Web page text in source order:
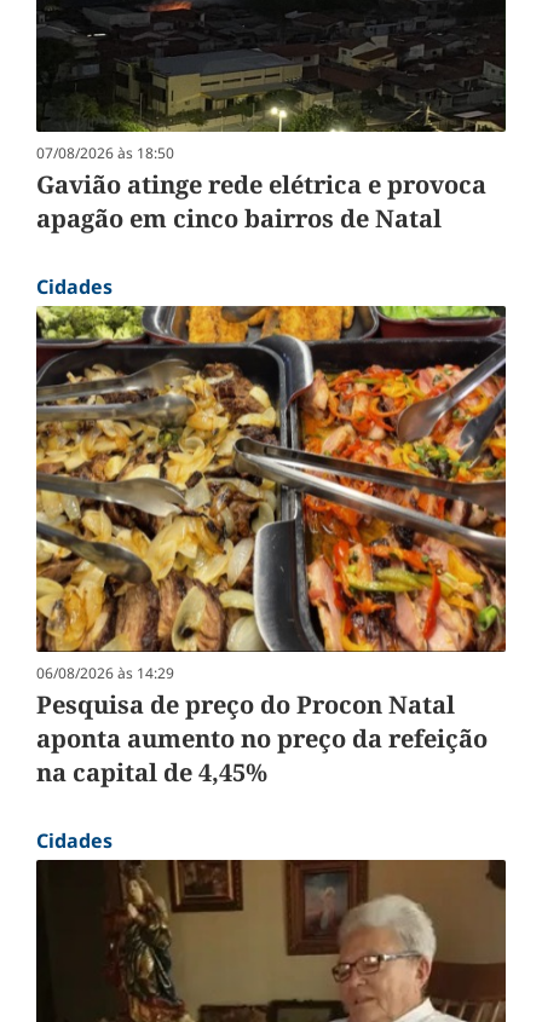
07/08/2026 às 18:50
Gavião atinge rede elétrica e provoca
apagão em cinco bairros de Natal
Cidades
06/08/2026 às 14:29
Pesquisa de preço do Procon Natal
aponta aumento no preço da refeição
na capital de 4,45%
Cidades